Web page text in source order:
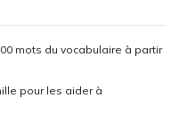
mots du vocabulaire à partir
pour les aider à